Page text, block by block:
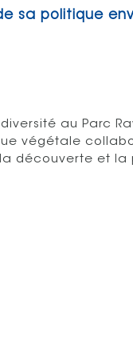
sa politique
au Parc
végétale
découverte et la